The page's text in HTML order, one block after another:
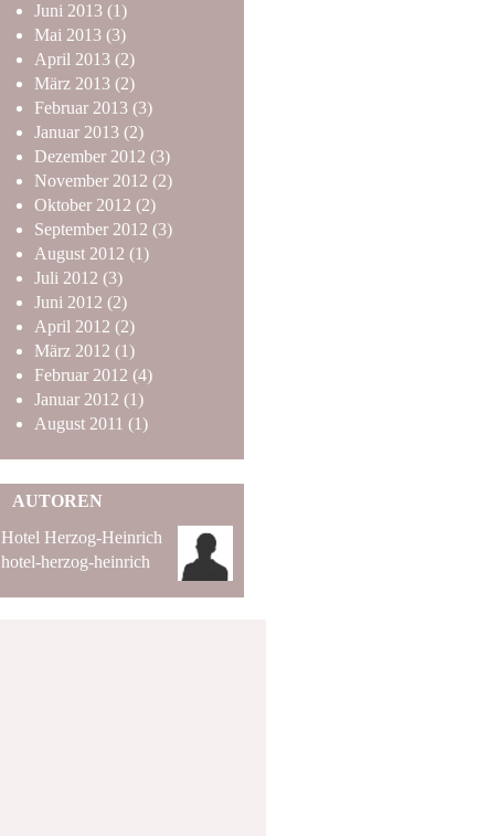
Juni 2013 (1)
Mai 2013 (3)
April 2013 (2)
März 2013 (2)
Februar 2013 (3)
Januar 2013 (2)
Dezember 2012 (3)
November 2012 (2)
Oktober 2012 (2)
September 2012 (3)
August 2012 (1)
Juli 2012 (3)
Juni 2012 (2)
April 2012 (2)
März 2012 (1)
Februar 2012 (4)
Januar 2012 (1)
August 2011 (1)
AUTOREN
Hotel Herzog-Heinrich
hotel-herzog-heinrich